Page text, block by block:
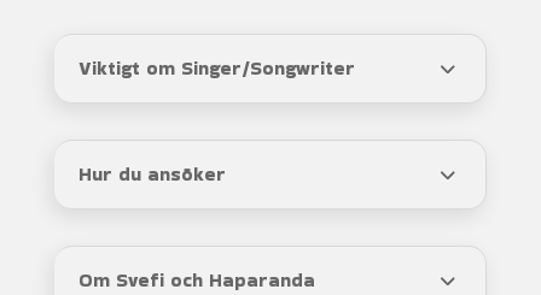
Viktigt om Singer/Songwriter
Hur du ansöker
Om Svefi och Haparanda